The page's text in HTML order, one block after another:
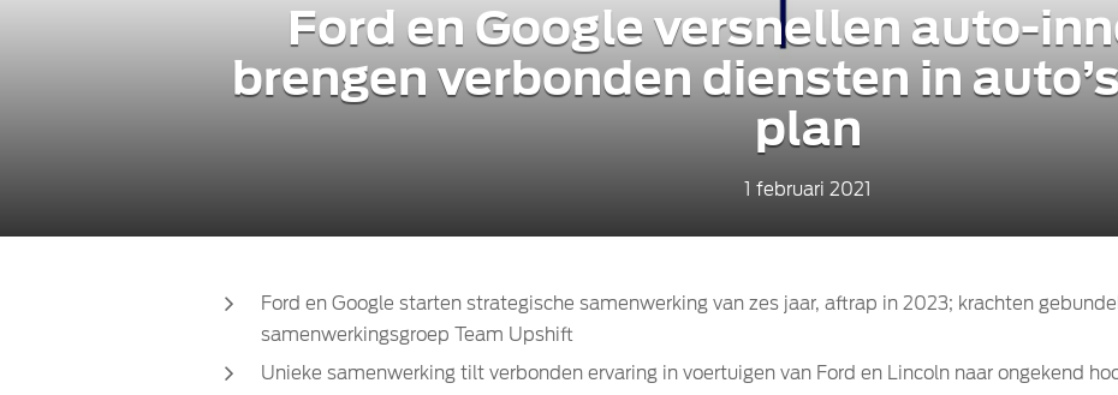
Ford en Google versnellen auto-
brengen verbonden diensten in
plan
1 februari 2021
Ford en Google starten strategische samenwerking van zes jaar, aftrap in 2023; krachten
samenwerkingsgroep Team Upshift
Unieke samenwerking tilt verbonden ervaring in voertuigen van Ford en Lincoln naar ongekend